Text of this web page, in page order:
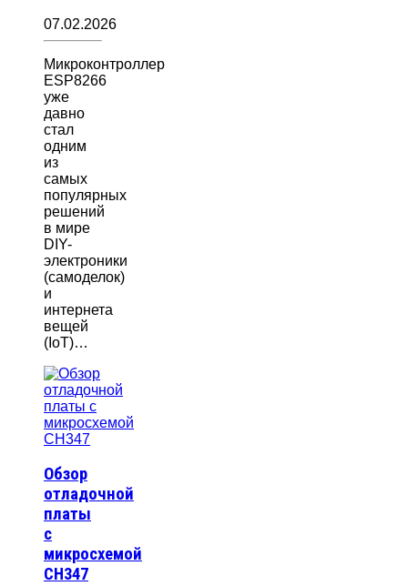
07.02.2026
Микроконтроллер
ESP8266
уже
давно
стал
одним
из
самых
популярных
решений
в мире
DIY-
электроники
(самоделок)
и
интернета
вещей
(IoT)…
Обзор
отладочной
платы
с
микросхемой
CH347